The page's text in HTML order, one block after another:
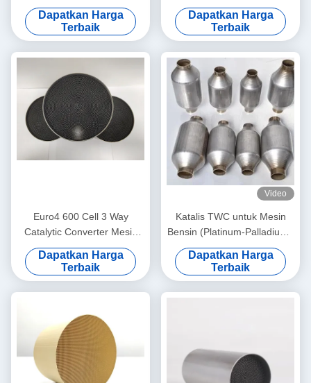
Mobil. Memenuhi Standar
Euro 6.
Dapatkan Harga
Terbaik
3.5" 3" 2" 2.5 Inch Konverter
Katalitik 200 Sel
Dapatkan Harga
Terbaik
Euro4 600 Cell 3 Way
Catalytic Converter Mesin
Bensin Pt Pd Rh Metallic
Dapatkan Harga
Terbaik
Video
Katalis TWC untuk Mesin
Bensin (Platinum-Palladium):
Mengurangi Sulfur Bensin
Dapatkan Harga
Terbaik